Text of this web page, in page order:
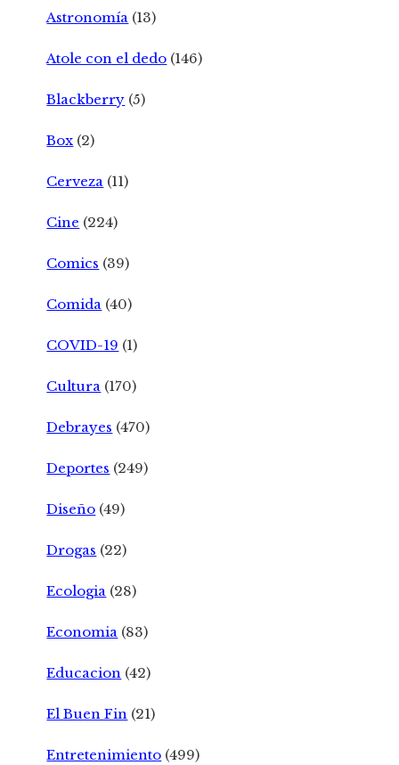
Astronomía (13)
Atole con el dedo (146)
Blackberry (5)
Box (2)
Cerveza (11)
Cine (224)
Comics (39)
Comida (40)
COVID-19 (1)
Cultura (170)
Debrayes (470)
Deportes (249)
Diseño (49)
Drogas (22)
Ecologia (28)
Economia (83)
Educacion (42)
El Buen Fin (21)
Entretenimiento (499)